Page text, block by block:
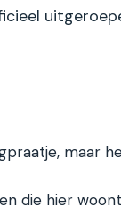
maar
die hier